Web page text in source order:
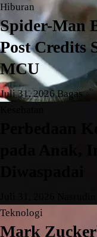
Hiburan
Spider-Man
Post Credits
MCU
Juli 31, 2026Bagas
Teknologi
Mark